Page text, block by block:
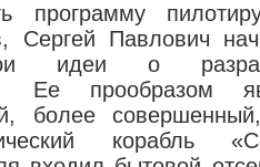
программу
Сергей Павлович
идеи о
Ее прообразом
более
корабль